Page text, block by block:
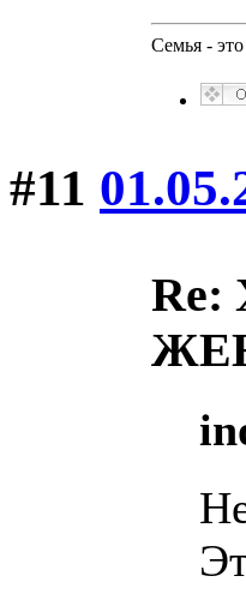
Семья -
#11